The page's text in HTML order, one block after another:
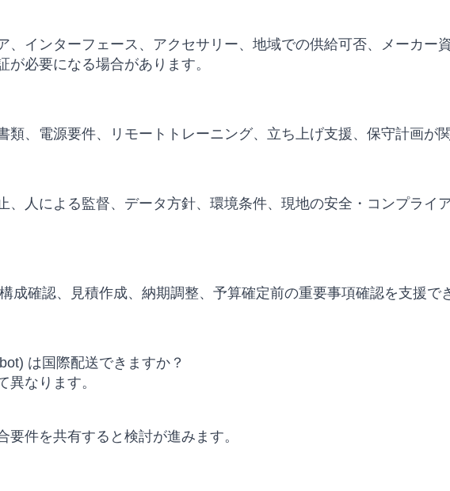
インターフェース、アクセサリー、地域での供給可否、メーカー
必要になる場合があります。
、電源要件、リモートトレーニング、立ち上げ支援、保守計画が
、人による監督、データ方針、環境条件、現地の安全・コンプライ
成確認、見積作成、納期調整、予算確定前の重要事項確認を支援で
は国際配送できますか？
なります。
件を共有すると検討が進みます。